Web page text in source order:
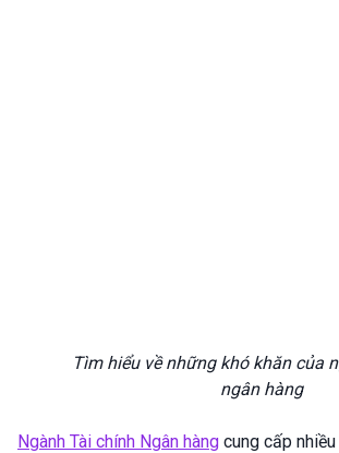
Tìm hiểu về những khó khăn của
ngân hàng
Ngành Tài chính Ngân hàng cung cấp